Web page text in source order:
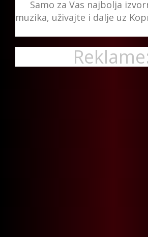
Samo za Vas najbolja
muzika, uživajte i dalje uz